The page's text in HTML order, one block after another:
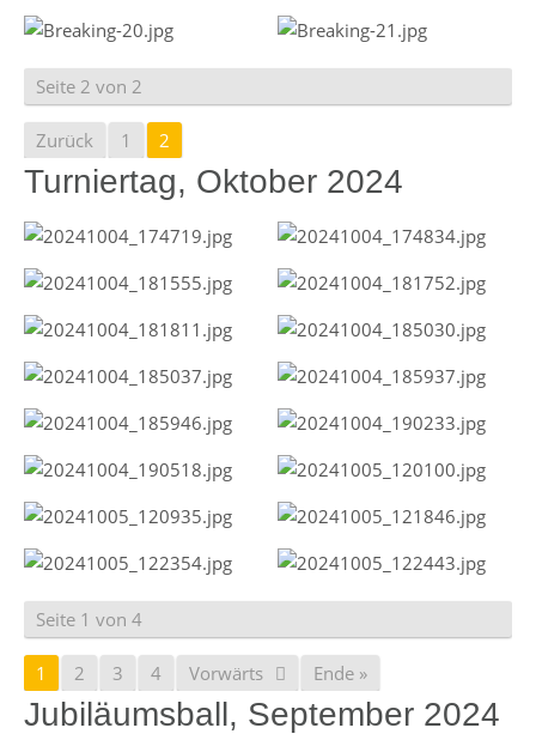
Seite 2 von 2
Zurück 1 2
Turniertag, Oktober 2024
Seite 1 von 4
1 2 3 4 Vorwärts Ende »
Jubiläumsball, September 2024